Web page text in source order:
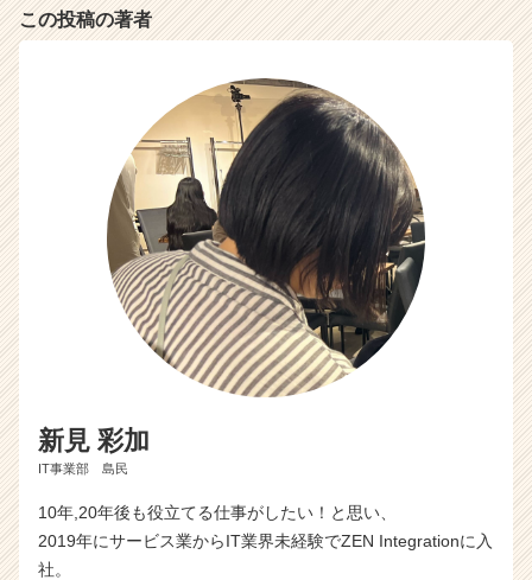
この投稿の著者
新見 彩加
IT事業部 島民
10年,20年後も役立てる仕事がしたい！と思い、
2019年にサービス業からIT業界未経験でZEN Integrationに入
社。